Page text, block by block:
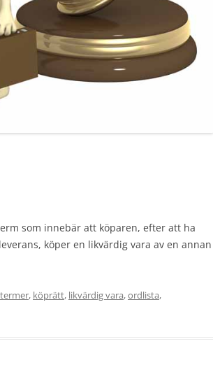
som innebär att köparen, efter att ha
köper en likvärdig vara av en annan
, köprätt, likvärdig vara,ordlista,